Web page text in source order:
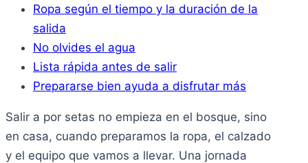
Ropa según el tiempo y la duración de la
salida
No olvides el agua
Lista rápida antes de salir
Prepararse bien ayuda a disfrutar más
Salir a por setas no empieza en el bosque, sino
en casa, cuando preparamos la ropa, el calzado
y el equipo que vamos a llevar. Una jornada